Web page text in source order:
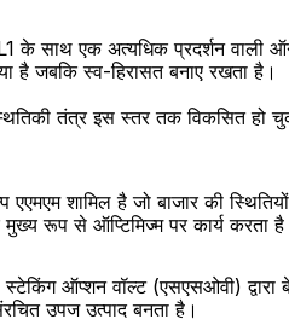
के साथ एक अत्यधिक प्रदर्शन वाली
है जबकि स्व-हिरासत बनाए रखता है।
तंत्र इस स्तर तक विकसित हो चुका
शामिल है जो बाजार की
रूप से ऑप्टिमिज्म पर कार्य करता
ऑप्शन वॉल्ट (एसएसओवी)
उपज उत्पाद बनता है।